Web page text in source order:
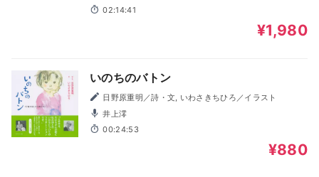
02:14:41
¥1,980
いのちのバトン
日野原重明／詩・文, いわさきちひろ／イラスト
井上澪
00:24:53
¥880